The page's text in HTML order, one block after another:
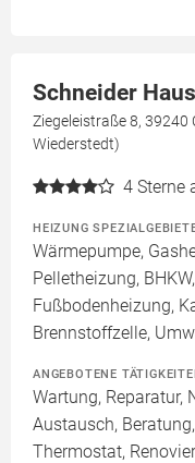
Schneider
Ziegeleistraße 8, 39240
Wiederstedt)
4 Sterne
HEIZUNG
Wärmepumpe,
Pelletheizung,
Fußbodenheizung,
Brennstoffzelle,
ANGEBOTENE
Wartung, Reparatur,
Austausch,
Thermostat,